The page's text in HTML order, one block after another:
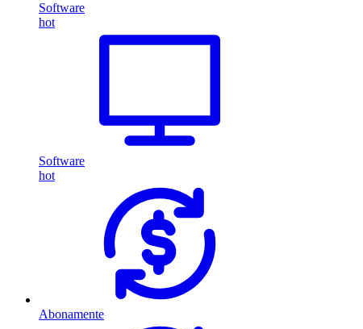
Software
hot
Software
hot
Abonamente